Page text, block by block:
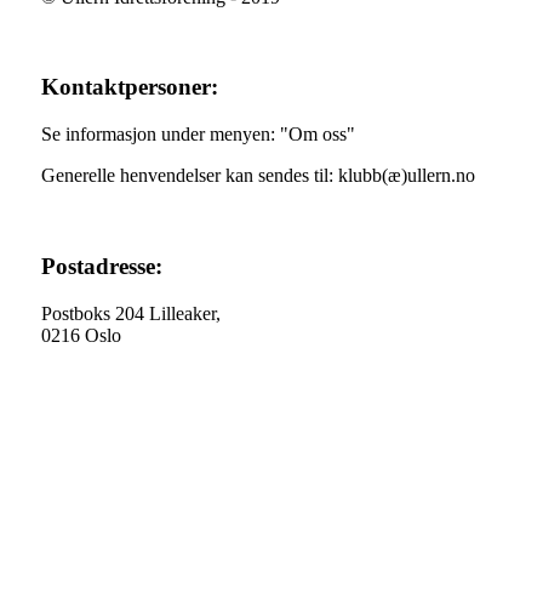
Kontaktpersoner:
Se informasjon under menyen: "Om oss"
Generelle henvendelser kan sendes til: klubb(æ)ullern.no
Postadresse:
Postboks 204 Lilleaker,
0216 Oslo